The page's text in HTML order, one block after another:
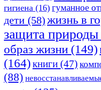
гигиена (16) гуманное
дети (58)жизнь в
защита природы
образ жизни (149)
(164)книги (47)
(88)